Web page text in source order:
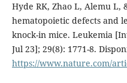
Hyde RK, Zhao L, Alemu L,
hematopoietic defects and
knock-in mice. Leukemia
Jul 23]; 29(8): 1771-8.
https://www.nature.com/